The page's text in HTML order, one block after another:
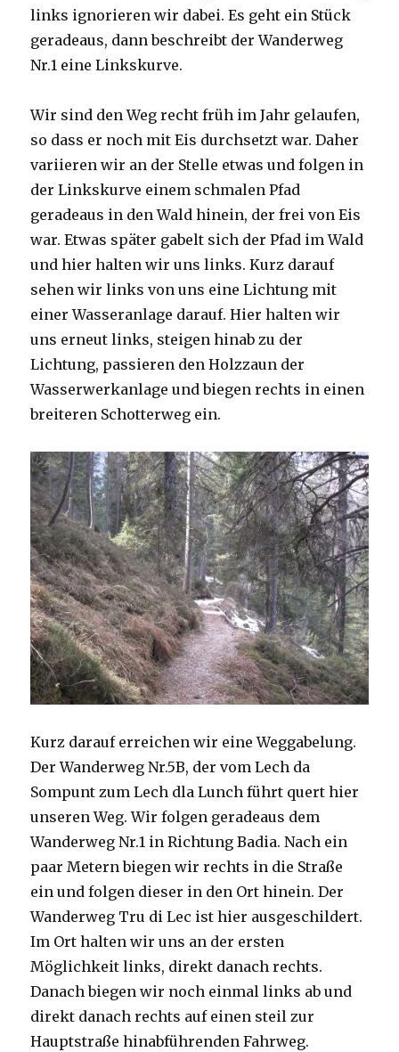
links ignorieren wir dabei. Es geht ein Stück
geradeaus, dann beschreibt der Wanderweg
Nr.1 eine Linkskurve.
Wir sind den Weg recht früh im Jahr gelaufen,
so dass er noch mit Eis durchsetzt war. Daher
variieren wir an der Stelle etwas und folgen in
der Linkskurve einem schmalen Pfad
geradeaus in den Wald hinein, der frei von Eis
war. Etwas später gabelt sich der Pfad im Wald
und hier halten wir uns links. Kurz darauf
sehen wir links von uns eine Lichtung mit
einer Wasseranlage darauf. Hier halten wir
uns erneut links, steigen hinab zu der
Lichtung, passieren den Holzzaun der
Wasserwerkanlage und biegen rechts in einen
breiteren Schotterweg ein.
Kurz darauf erreichen wir eine Weggabelung.
Der Wanderweg Nr.5B, der vom Lech da
Sompunt zum Lech dla Lunch führt quert hier
unseren Weg. Wir folgen geradeaus dem
Wanderweg Nr.1 in Richtung Badia. Nach ein
paar Metern biegen wir rechts in die Straße
ein und folgen dieser in den Ort hinein. Der
Wanderweg Tru di Lec ist hier ausgeschildert.
Im Ort halten wir uns an der ersten
Möglichkeit links, direkt danach rechts.
Danach biegen wir noch einmal links ab und
direkt danach rechts auf einen steil zur
Hauptstraße hinabführenden Fahrweg.